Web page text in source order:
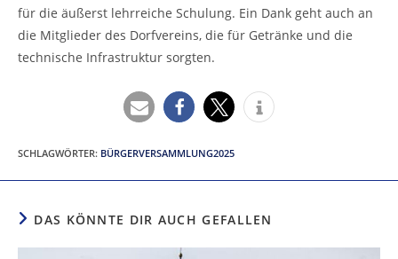
für die äußerst lehrreiche Schulung. Ein Dank geht auch an
die Mitglieder des Dorfvereins, die für Getränke und die
technische Infrastruktur sorgten.
SCHLAGWÖRTER: BÜRGERVERSAMMLUNG2025
DAS KÖNNTE DIR AUCH GEFALLEN